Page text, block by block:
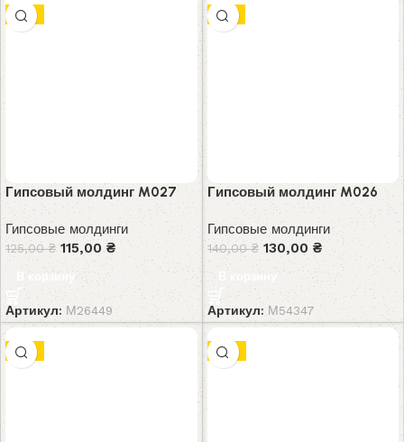
-8%
Гипсовый молдинг M027
Гипсовые молдинги
125,00₴ 115,00₴
В корзину
Артикул: М26449
-7%
Гипсовый молдинг M026
Гипсовые молдинги
140,00₴ 130,00 ₴
В корзину
Артикул: М54347
-9% -8%